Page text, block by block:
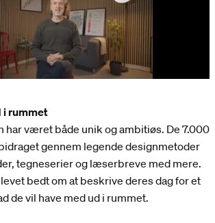
i rummet
har været både unik og ambitiøs. De 7.000
gennem legende designmetoder
tegneserier og læserbreve med mere.
bedt om at beskrive deres dag for et
de vil have med ud i rummet.